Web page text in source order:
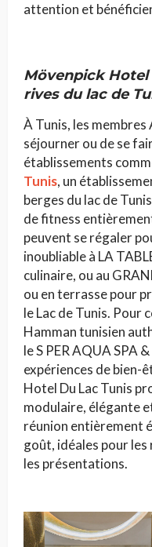
attention et
Mövenpick Hotel
rives du lac de
À Tunis, les
séjourner ou de se
établissements
Tunis, un
berges du lac de
de fitness
peuvent se régaler
inoubliable à LA
culinaire, ou au
ou en terrasse pour
le Lac de Tunis. Pour
Hamman tunisien
le S PER AQUA SPA
expériences de bien-
Hotel Du Lac Tunis
modulaire, élégante
réunion entièrement
goût, idéales pour
les présentations.